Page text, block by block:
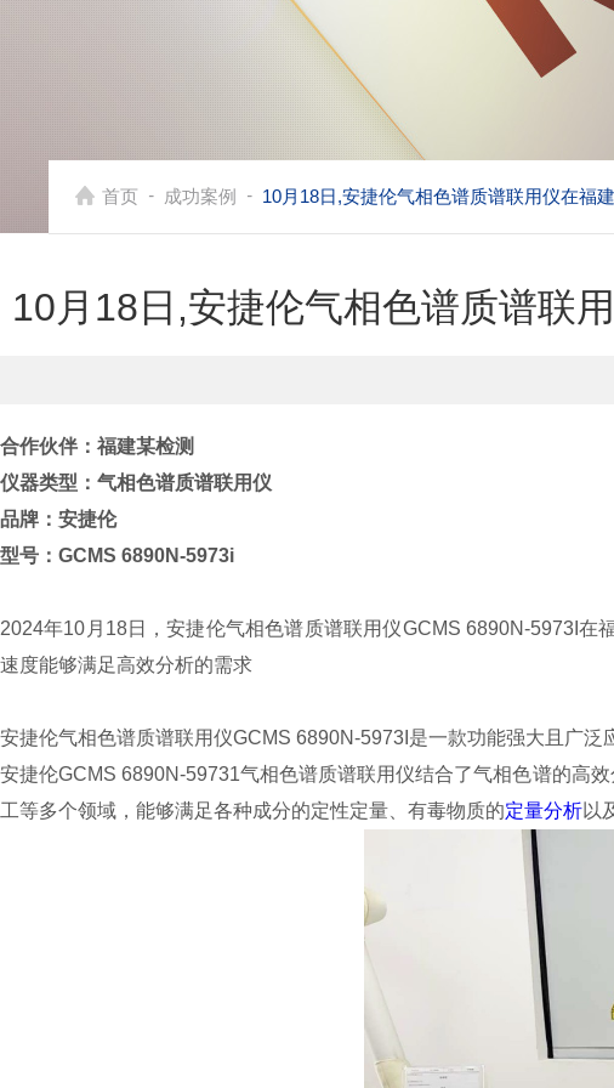
首页 - 成功案例 - 10月18日,安捷伦气相色谱质谱联用仪在福
10月18日,安捷伦气相色谱质谱联
合作伙伴： 福建某检测
仪器类型： 气相色谱质谱联用仪
品牌： 安捷伦
型号：GCMS 6890N-5973i
2024年10月18日，安捷伦气相色谱质谱联用仪GCMS 6890N-5973I
速度能够满足高效分析的需求
安捷伦气相色谱质谱联用仪GCMS 6890N-5973I是一款功能强大且广泛
安捷伦GCMS 6890N-59731气相色谱质谱联用仪结合了气相色谱的高
工等多个领域，能够满足各种成分的定性定量、有毒物质的定量分析以